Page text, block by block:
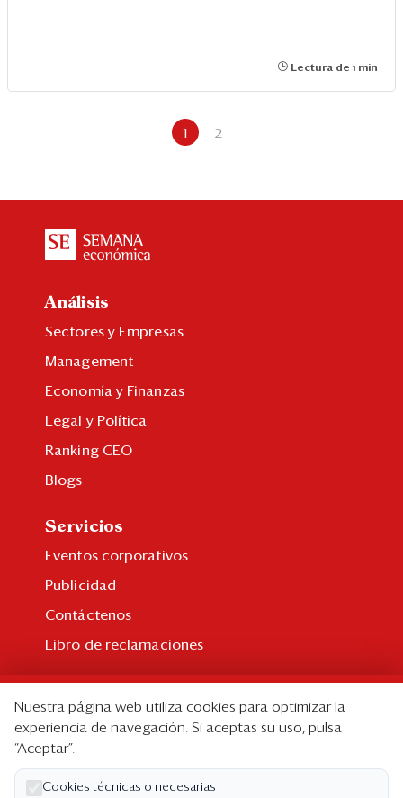
Lectura de 1 min
1 2
Análisis
Sectores y Empresas
Management
Economía y Finanzas
Legal y Política
Ranking CEO
Blogs
Servicios
Eventos corporativos
Publicidad
Contáctenos
Libro de reclamaciones
Suscripción individual
Paquetes corporativos
Edición Impresa
Nuestra página web utiliza cookies para optimizar la
experiencia de navegación. Si aceptas su uso, pulsa
“Aceptar”.
Cookies técnicas o necesarias